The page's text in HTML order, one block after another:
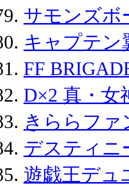
サモンズボ
キャプテン
FF
D×2 真・女
きららフ
デスティニ
遊戯王デュ